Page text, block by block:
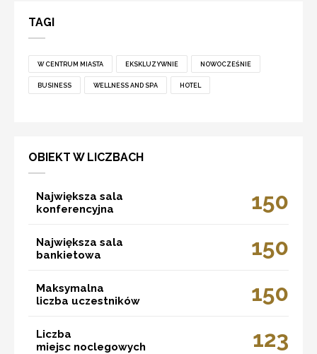
TAGI
W CENTRUM MIASTA EKSKLUZYWNIE NOWOCZEŚNIE
BUSINESS WELLNESS AND SPA HOTEL
OBIEKT W LICZBACH
Największa sala
konferencyjna
150
Największa sala
bankietowa
150
Maksymalna
liczba uczestników
150
Liczba
miejsc noclegowych
123